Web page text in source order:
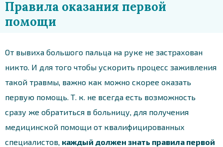
Правила оказания первой
помощи
От вывиха большого пальца на руке не застрахован
никто. И для того чтобы ускорить процесс заживления
такой травмы, важно как можно скорее оказать
первую помощь. Т. к. не всегда есть возможность
сразу же обратиться в больницу, для получения
медицинской помощи от квалифицированных
специалистов, каждый должен знать правила первой